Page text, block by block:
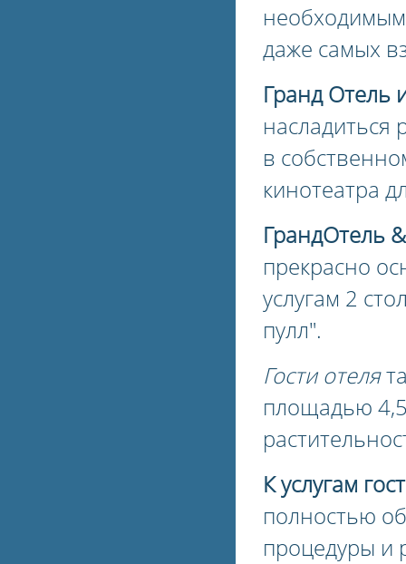
даже самых
Гранд Отель
в
кинотеатра
ГрандОтель
прекрасно
услугам 2
пулл".
Гости отеля
площадью
К услугам
полностью
процедуры и